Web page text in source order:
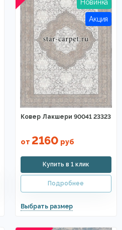
Ковер Лакшери 90041 23323
от 2160 руб